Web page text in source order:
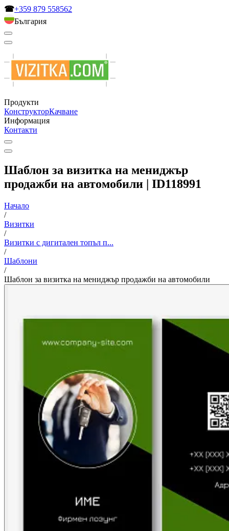
☎+359 879 558562
България
Продукти
КонструкторКачване
Информация
Контакти
Шаблон за визитка на мениджър
продажби на автомобили | ID118991
Начало
/
Визитки
/
Визитки с дигитален топъл п...
/
Шаблони
/
Шаблон за визитка на мениджър продажби на автомобили